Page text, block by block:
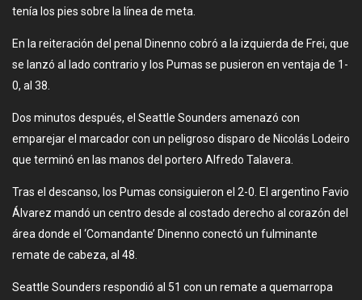
tenía los pies sobre la línea de meta.
En la reiteración del penal Dinenno cobró a la izquierda de Frei, que
se lanzó al lado contrario y los Pumas se pusieron en ventaja de 1-
0, al 38.
Dos minutos después, el Seattle Sounders amenazó con
emparejar el marcador con un peligroso disparo de Nicolás Lodeiro
que terminó en las manos del portero Alfredo Talavera.
Tras el descanso, los Pumas consiguieron el 2-0. El argentino Favio
Álvarez mandó un centro desde al costado derecho al corazón del
área donde el ‘Comandante’ Dinenno conectó un fulminante
remate de cabeza, al 48.
Seattle Sounders respondió al 51 con un remate a quemarropa